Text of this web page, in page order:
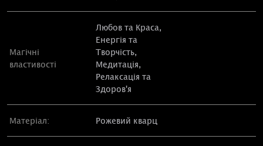
Магічні
властивості
Любов та Краса,
Енергія та
Творчість,
Медитація,
Релаксація та
Здоров'я
Матеріал: Рожевий кварц